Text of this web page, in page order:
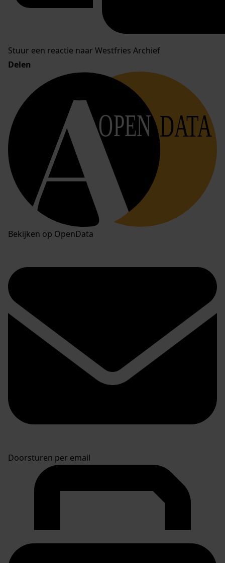
Stuur een reactie naar Westfries Archief
Delen
OPEN DATA
Bekijken op OpenData
Doorsturen per email